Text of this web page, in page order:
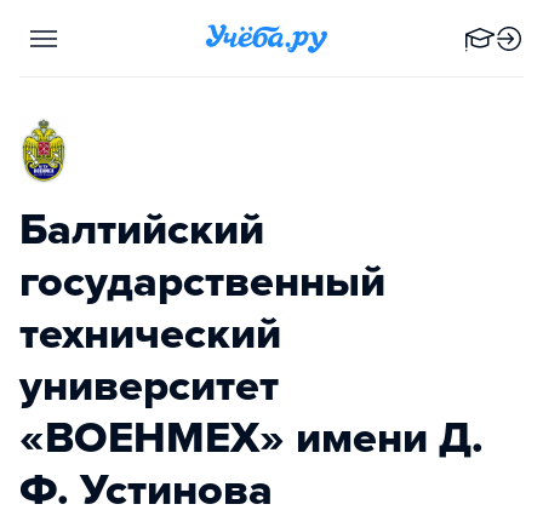
Балтийский
государственный
технический
университет
«ВОЕНМЕХ» имени Д.
Ф. Устинова